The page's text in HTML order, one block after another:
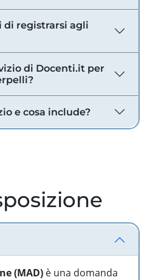
di registrarsi agli
di Docenti.it per
e cosa include?
(MAD) è una domanda